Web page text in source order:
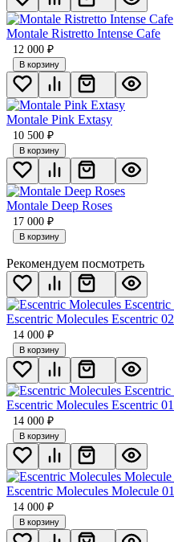
Montale Ristretto Intense Cafe
12 000 ₽
В корзину
Montale Pink Extasy
10 500 ₽
В корзину
Montale Deep Roses
17 000 ₽
В корзину
Рекомендуем посмотреть
Escentric Molecules Escentric 02
14 000 ₽
В корзину
Escentric Molecules Escentric 01
14 000 ₽
В корзину
Escentric Molecules Molecule 01
14 000 ₽
В корзину